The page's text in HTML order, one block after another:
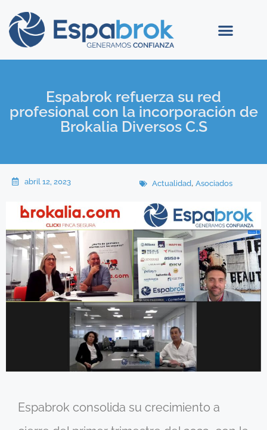
Espabrok refuerza su red
profesional con la incorporación de
Brokalia Diversos C.S
abril 12, 2023 Actualidad, Asociados
Espabrok consolida su crecimiento a